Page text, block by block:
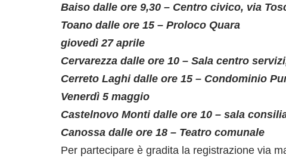
Baiso dalle ore 9,30 – Centro civico, via
Toano dalle ore 15 – Proloco Quara
giovedì 27 aprile
Cervarezza dalle ore 10 – Sala centro
Cerreto Laghi dalle ore 15 – Condominio
Venerdì 5 maggio
Castelnovo Monti dalle ore 10 – sala
Canossa dalle ore 18 – Teatro comunale
Per partecipare è gradita la registrazione via